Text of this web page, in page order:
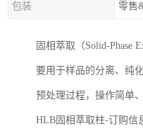
包装 零售
固相萃取（Solid-Phase
要用于样品的分离、纯
预处理过程，操作简单
HLB固相萃取柱-订购信